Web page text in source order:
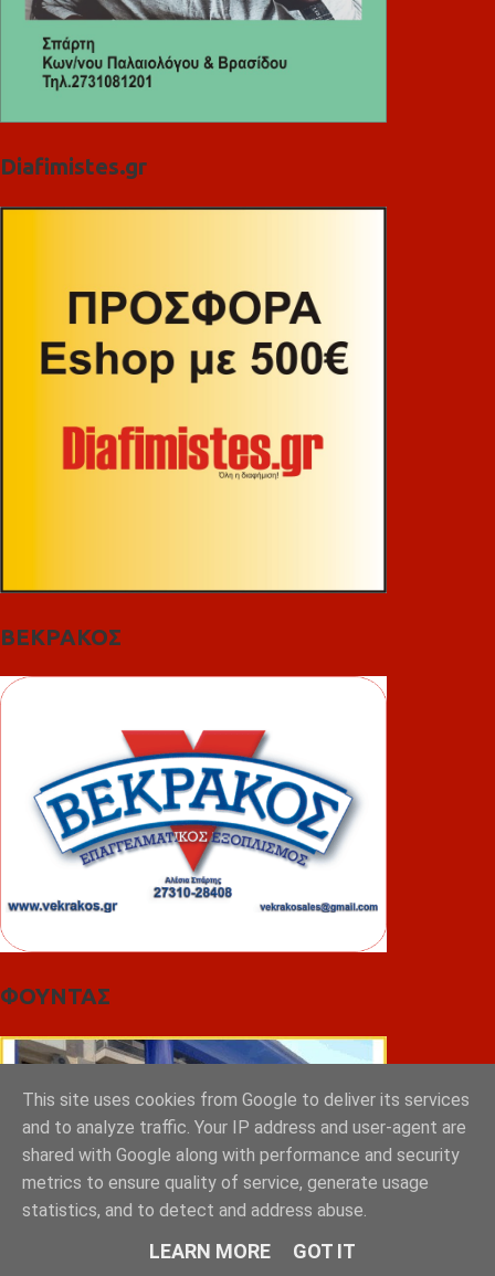
Diafimistes.gr
ΒΕΚΡΑΚΟΣ
ΦΟΥΝΤΑΣ
This site uses cookies from Google to deliver its services
and to analyze traffic. Your IP address and user-agent are
shared with Google along with performance and security
metrics to ensure quality of service, generate usage
statistics, and to detect and address abuse.
LEARN MORE GOT IT